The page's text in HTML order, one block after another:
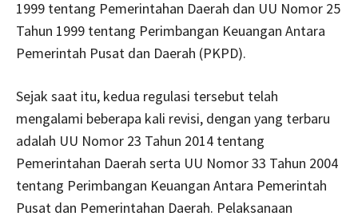
1999 tentang Pemerintahan Daerah dan UU Nomor 25
Tahun 1999 tentang Perimbangan Keuangan Antara
Pemerintah Pusat dan Daerah (PKPD).
Sejak saat itu, kedua regulasi tersebut telah
mengalami beberapa kali revisi, dengan yang terbaru
adalah UU Nomor 23 Tahun 2014 tentang
Pemerintahan Daerah serta UU Nomor 33 Tahun 2004
tentang Perimbangan Keuangan Antara Pemerintah
Pusat dan Pemerintahan Daerah. Pelaksanaan